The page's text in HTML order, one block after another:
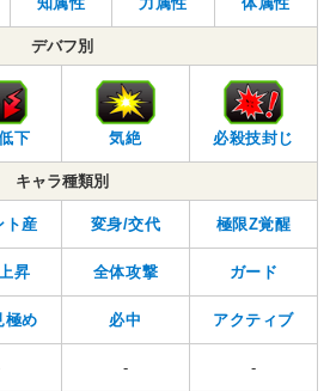
デバフ別
下 気絶 必殺技封じ
キャラ種類別
ト産 変身/交代 極限Z覚醒
昇 全体攻撃 ガード
極め 必中 アクティブ
- -